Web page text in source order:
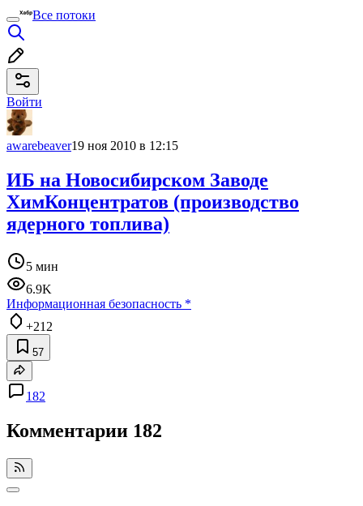
Все потоки
Войти
awarebeaver19 ноя 2010 в 12:15
ИБ на Новосибирском Заводе
ХимКонцентратов (производство
ядерного топлива)
5 мин
6.9K
Информационная безопасность *
+212
57
182
Комментарии 182